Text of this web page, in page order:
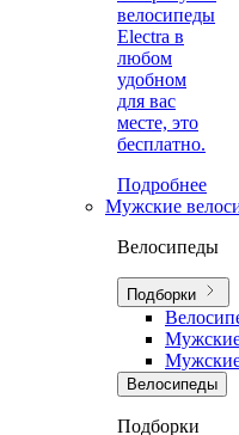
велосипеды
Electra в
любом
удобном
для вас
месте, это
бесплатно.
Подробнее
Мужские
Велосипеды
Подборки
Велосипеды
Подборки